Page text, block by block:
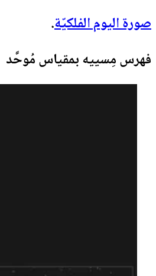
صورة اليوم الفلكيّة.
فهرس مِسييه بمقياس مُوحَّد